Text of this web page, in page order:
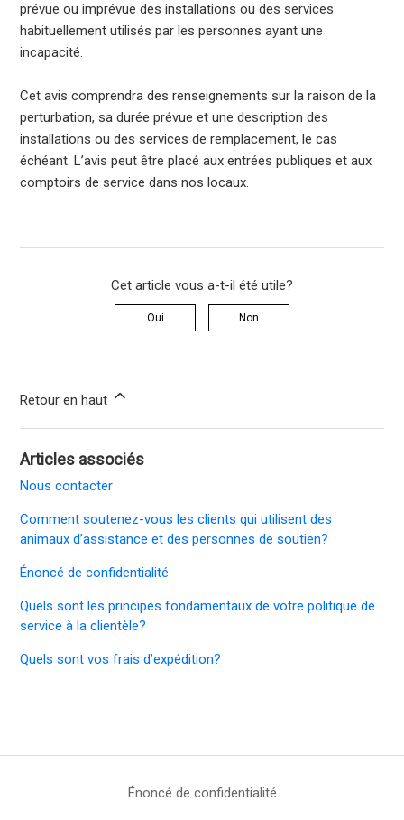
prévue ou imprévue des installations ou des services
habituellement utilisés par les personnes ayant une
incapacité.
Cet avis comprendra des renseignements sur la raison de la
perturbation, sa durée prévue et une description des
installations ou des services de remplacement, le cas
échéant. L’avis peut être placé aux entrées publiques et aux
comptoirs de service dans nos locaux.
Cet article vous a-t-il été utile?
Oui Non
Retour en haut
Articles associés
Nous contacter
Comment soutenez-vous les clients qui utilisent des
animaux d’assistance et des personnes de soutien?
Énoncé de confidentialité
Quels sont les principes fondamentaux de votre politique de
service à la clientèle?
Quels sont vos frais d’expédition?
Énoncé de confidentialité